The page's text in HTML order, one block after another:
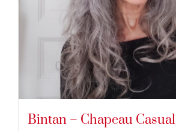
Bintan – Chapeau Casual